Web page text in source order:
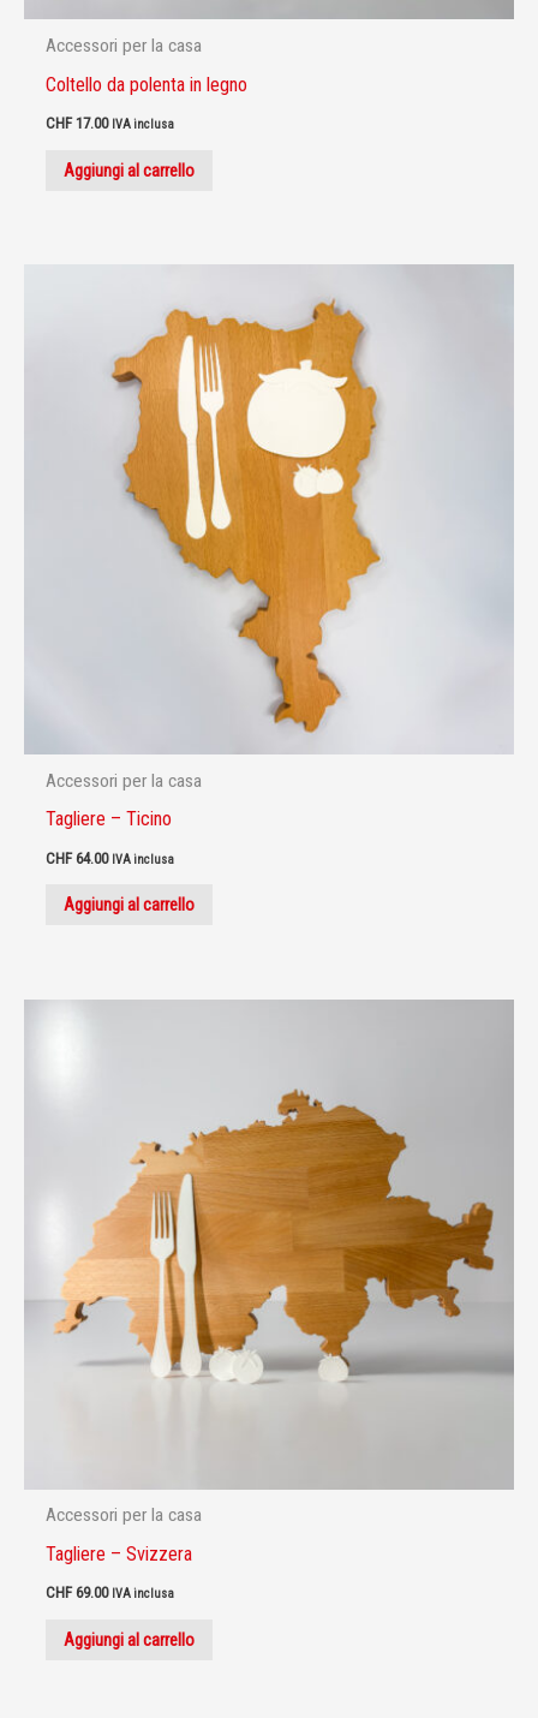
Accessori per la casa
Coltello da polenta in legno
CHF17.00 IVA inclusa
Aggiungi al carrello
Accessori per la casa
Tagliere – Ticino
CHF64.00 IVA inclusa
Aggiungi al carrello
Accessori per la casa
Tagliere – Svizzera
CHF69.00 IVA inclusa
Aggiungi al carrello